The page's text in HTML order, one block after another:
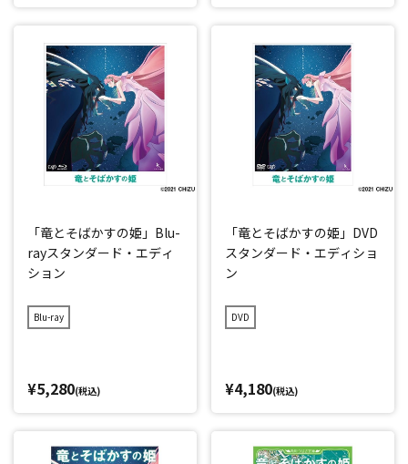
「竜とそばかすの姫」Blu-
rayスタンダード・エディ
ション
Blu-ray
¥5,280(税込)
「竜とそばかすの姫」DVD
スタンダード・エディショ
ン
DVD
¥4,180(税込)